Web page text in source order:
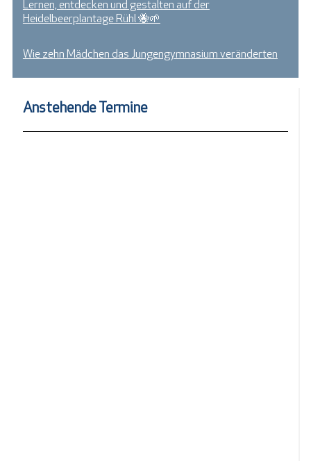
Lernen, entdecken und gestalten auf der
Heidelbeerplantage Rühl 🐝🌱
Wie zehn Mädchen das Jungengymnasium veränderten
Anstehende Termine